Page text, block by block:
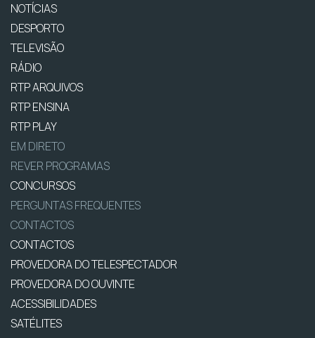
NOTÍCIAS
DESPORTO
TELEVISÃO
RÁDIO
RTP ARQUIVOS
RTP ENSINA
RTP PLAY
EM DIRETO
REVER PROGRAMAS
CONCURSOS
PERGUNTAS FREQUENTES
CONTACTOS
CONTACTOS
PROVEDORA DO TELESPECTADOR
PROVEDORA DO OUVINTE
ACESSIBILIDADES
SATÉLITES